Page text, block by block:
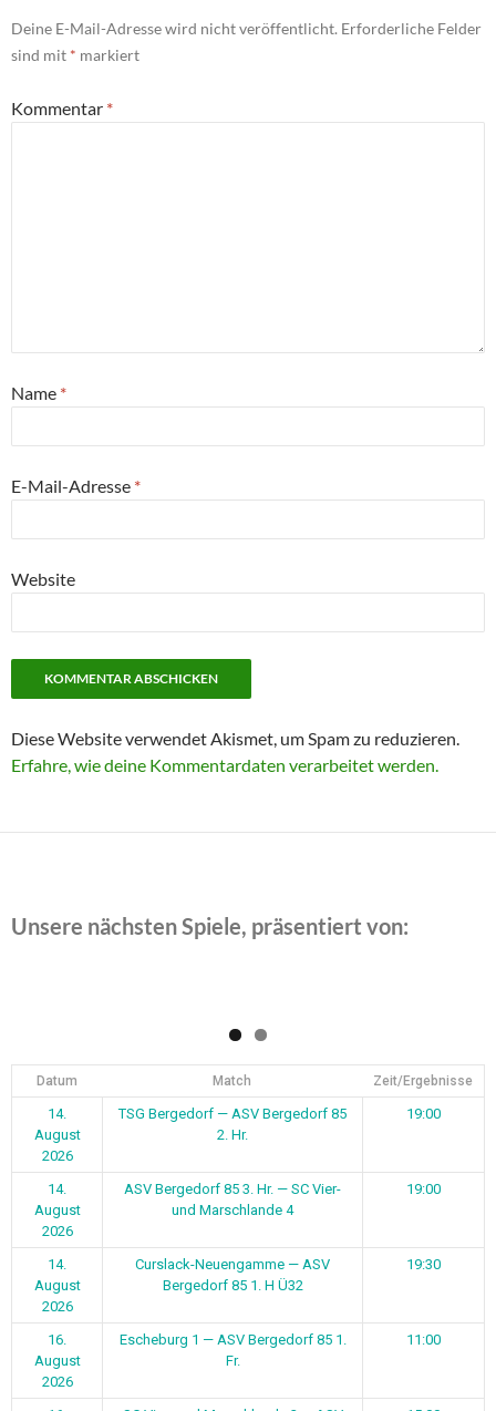
Deine E-Mail-Adresse wird nicht veröffentlicht. Erforderliche Felder
sind mit * markiert
Kommentar *
Name *
E-Mail-Adresse *
Website
Diese Website verwendet Akismet, um Spam zu reduzieren.
Erfahre, wie deine Kommentardaten verarbeitet werden.
Unsere nächsten Spiele, präsentiert von:
Datum Match Zeit/Ergebnisse
14.
August
2026
TSG Bergedorf — ASV Bergedorf 85
2. Hr.
19:00
14.
August
2026
ASV Bergedorf 85 3. Hr. — SC Vier-
und Marschlande 4
19:00
14.
August
2026
Curslack-Neuengamme — ASV
Bergedorf 85 1. H Ü32
19:30
16.
August
2026
Escheburg 1 — ASV Bergedorf 85 1.
Fr.
11:00